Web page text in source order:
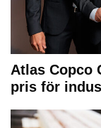
Atlas Copco
pris för